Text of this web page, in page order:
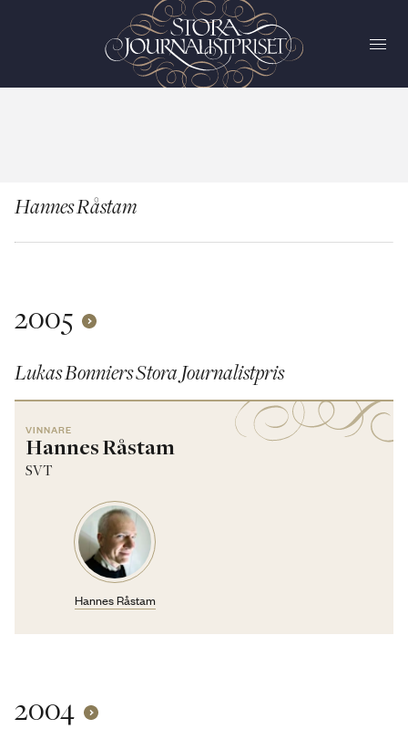
Hannes Råstam
2005
Lukas Bonniers Stora Journalistpris
VINNARE
Hannes Råstam
SVT
Hannes Råstam
2004